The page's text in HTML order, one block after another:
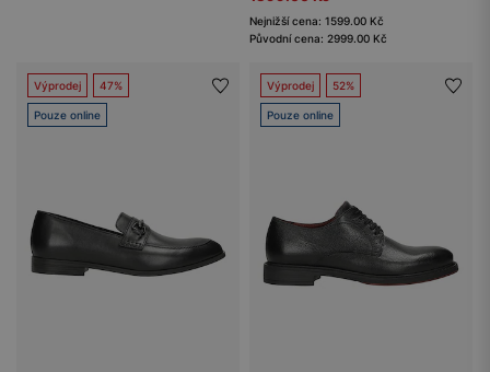
Nejnižší cena: 1599.00 Kč
Původní cena: 2999.00 Kč
Výprodej 47%
Pouze online
Výprodej 52%
Pouze online